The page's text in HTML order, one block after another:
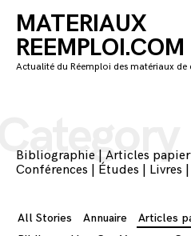
Skip
to
content
MATERIAUX
REEMPLOI.COM
Actualité du Réemploi des matériaux
Bibliographie Articles papier
Conférences
Études Livres
All Stories Annuaire Articles